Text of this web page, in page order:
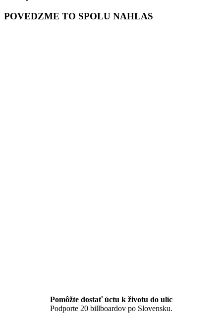
POVEDZME TO SPOLU NAHLAS
Pomôžte dostať úctu k životu do ulíc
Podporte 20 billboardov po Slovensku.